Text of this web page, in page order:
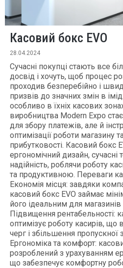
Касовий бокс EVO
28.04.2024
Сучасні покупці стають все
досвід і хочуть, щоб процес
проходив безперебійно і
призвів до значних змін в
особливо в їхніх касових
виробництва Modern Expo
для збору платежів, але й
оптимізації роботи магазину
прибутковості. Касовий бокс
ергономічний дизайн, сучасні
надійність, роблячи роботу
та продуктивною. Переваги
Економія місця: завдяки
касовий бокс EVO займає
його ідеальним для
Підвищення рентабельності:
оптимізує роботу касирів,
черг і збільшення пропускної
Ергономіка та комфорт:
розроблений з урахуванням
що забезпечує комфортну